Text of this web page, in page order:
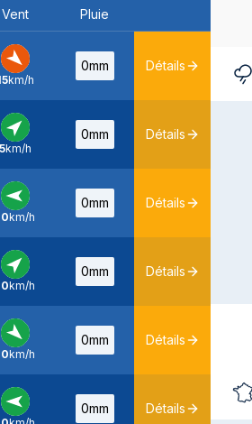
Vent Pluie
NO
km/h
0mm Détails
SO
5km/h
0mm Détails
E -
km/h
0mm Détails
SO -
km/h
0mm Détails
NO -
km/h
0mm Détails
0mm Détails